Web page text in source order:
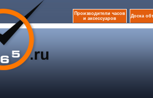
Производители часов
и аксессуаров
Доска